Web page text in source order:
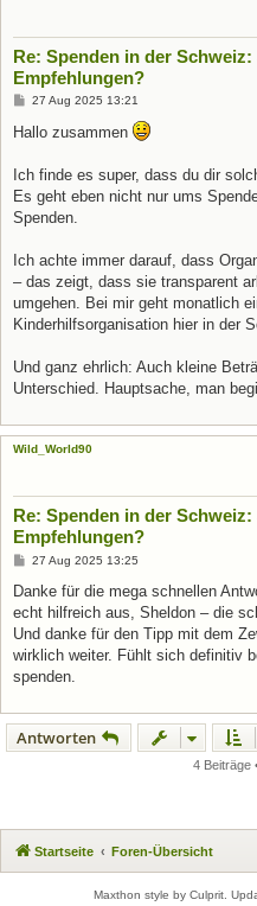
Re: Spenden in der
Empfehlungen?
B
i
t
a
g
27 Aug 2025 13:21
Hallo zusammen
Ich finde es super, dass du dir
Es geht eben nicht nur ums
Spenden.
Ich achte immer darauf, dass
– das zeigt, dass sie transparent
umgehen. Bei mir geht monatlich
Kinderhilfsorganisation hier in der
Und ganz ehrlich: Auch kleine
Unterschied. Hauptsache, man
Wild_World90
Re: Spenden in der
Empfehlungen?
B
i
r
a
27 Aug 2025 13:25
Danke für die mega schnellen
echt hilfreich aus, Sheldon – die
Und danke für den Tipp mit dem
wirklich weiter. Fühlt sich definitiv
spenden.
Antworten
4 Beiträge
Startseite Foren-Übersicht
Maxthon style by Culprit.